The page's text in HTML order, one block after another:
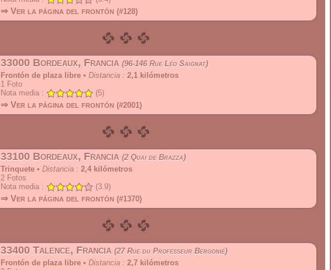
⇒ Ver la página del frontón (#128)
33000 Bordeaux, Francia 96-146 Rue Léo Saignat
Frontón de plaza libre • Distancia : 2,1 kilómetros
1 Foto
Nota media :
(5)
⇒ Ver la página del frontón (#2001)
33100 Bordeaux, Francia 2 Quai de Brazza
Trinquete • Distancia : 2,4 kilómetros
2 Fotos
Nota media :
(3.9)
⇒ Ver la página del frontón (#1370)
33400 Talence, Francia 27 Rue du Professeur Bergonié
Frontón de plaza libre • Distancia : 2,7 kilómetros